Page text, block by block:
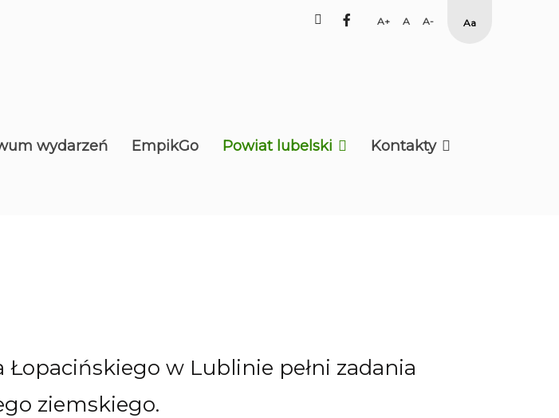
facebook
SetSet Set
Smaller
High
wydarzeń EmpikGo Powiat lubelski Kontakty
w Lublinie pełni zadania
ziemskiego.